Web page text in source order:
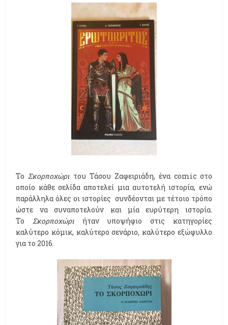
ΤοΣκορποχώρι του Τάσου Ζαφειριάδη, ένα comic στο
οποίο κάθε σελίδα αποτελεί μια αυτοτελή ιστορία, ενώ
παράλληλα όλες οι ιστορίες συνδέονται με τέτοιο τρόπο
ώστε να συναποτελούν και μία ευρύτερη ιστορία.
Το Σκορποχώριήταν υποψήφιο στις κατηγορίες
καλύτερο κόμικ, καλύτερο σενάριο, καλύτερο εξώφυλλο
για το 2016.